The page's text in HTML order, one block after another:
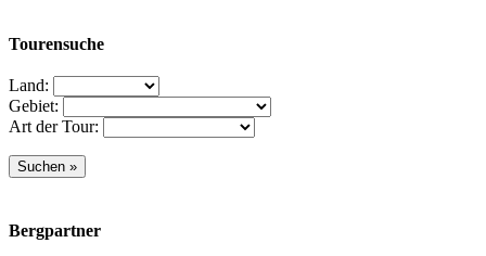
Tourensuche
Land:
Gebiet:
Art der Tour:
Bergpartner